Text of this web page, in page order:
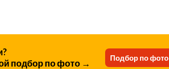
подбор по фото →
Подбор по фото